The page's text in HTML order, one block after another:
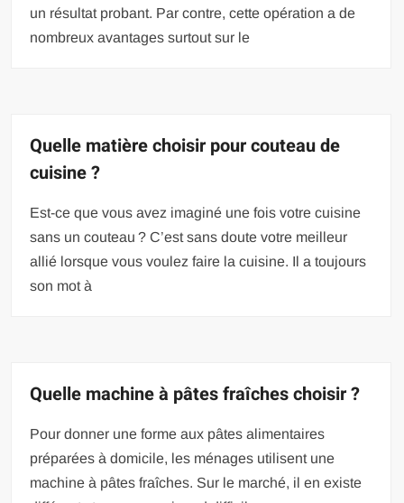
un résultat probant. Par contre, cette opération a de
nombreux avantages surtout sur le
Quelle matière choisir pour couteau de
cuisine ?
Est-ce que vous avez imaginé une fois votre cuisine
sans un couteau ? C’est sans doute votre meilleur
allié lorsque vous voulez faire la cuisine. Il a toujours
son mot à
Quelle machine à pâtes fraîches choisir ?
Pour donner une forme aux pâtes alimentaires
préparées à domicile, les ménages utilisent une
machine à pâtes fraîches. Sur le marché, il en existe